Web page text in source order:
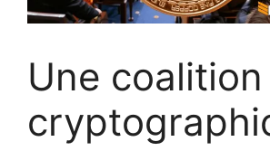
Une coalition